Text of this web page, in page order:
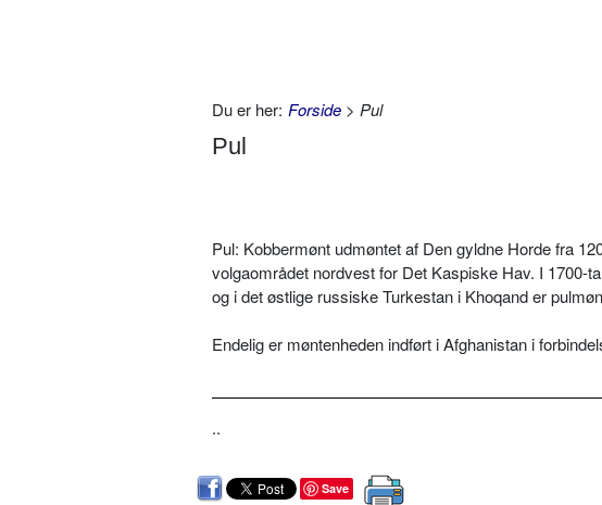
Du er her: Forside > Pul
Pul
Pul: Kobbermønt udmøntet af Den gyldne Horde fra
volgaområdet nordvest for Det Kaspiske Hav. I 1700-
og i det østlige russiske Turkestan i Khoqand er
Endelig er møntenheden indført i Afghanistan i
..
Save